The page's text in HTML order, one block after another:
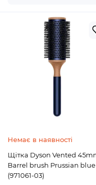
Немає в наявності
Щітка Dyson Vented
Barrel brush Prussian blue
(971061-03)